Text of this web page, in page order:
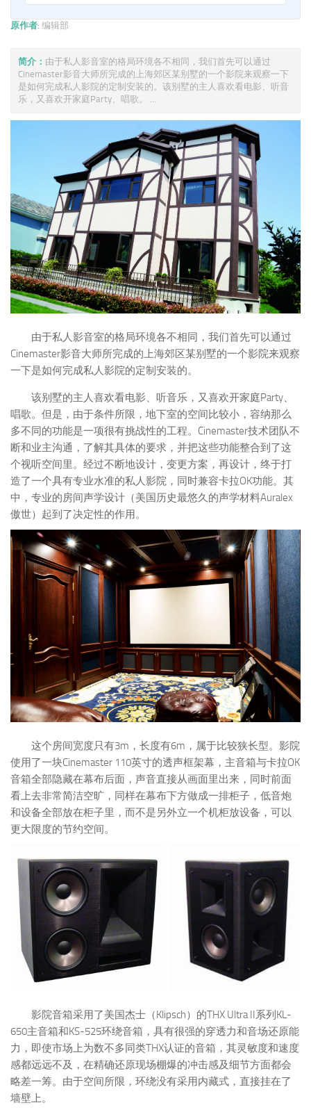
原作者: 编辑部
简介： 由于私人影音室的格局环境各不相同，我们首先可以通过
Cinemaster影音大师所完成的上海郊区某别墅的一个影院来观察一下
是如何完成私人影院的定制安装的。该别墅的主人喜欢看电影、听音
乐，又喜欢开家庭Party、唱歌。 ...
由于私人影音室的格局环境各不相同，我们首先可以通过
Cinemaster影音大师所完成的上海郊区某别墅的一个影院来观察
一下是如何完成私人影院的定制安装的。
该别墅的主人喜欢看电影、听音乐，又喜欢开家庭Party、
唱歌。但是，由于条件所限，地下室的空间比较小，容纳那么
多不同的功能是一项很有挑战性的工程。Cinemaster技术团队不
断和业主沟通，了解其具体的要求，并把这些功能整合到了这
个视听空间里。经过不断地设计，变更方案，再设计，终于打
造了一个具有专业水准的私人影院，同时兼容卡拉OK功能。其
中，专业的房间声学设计（美国历史最悠久的声学材料Auralex
傲世）起到了决定性的作用。
这个房间宽度只有3m，长度有6m，属于比较狭长型。影院
使用了一块Cinemaster 110英寸的透声框架幕，主音箱与卡拉OK
音箱全部隐藏在幕布后面，声音直接从画面里出来，同时前面
看上去非常简洁空旷，同样在幕布下方做成一排柜子，低音炮
和设备全部放在柜子里，而不是另外立一个机柜放设备，可以
更大限度的节约空间。
影院音箱采用了美国杰士（Klipsch）的THX Ultra II系列KL-
650主音箱和KS-525环绕音箱，具有很强的穿透力和音场还原能
力，即使市场上为数不多同类THX认证的音箱，其灵敏度和速度
感都远远不及，在精确还原现场棚爆的冲击感及细节方面都会
略差一筹。由于空间所限，环绕没有采用内藏式，直接挂在了
墙壁上。